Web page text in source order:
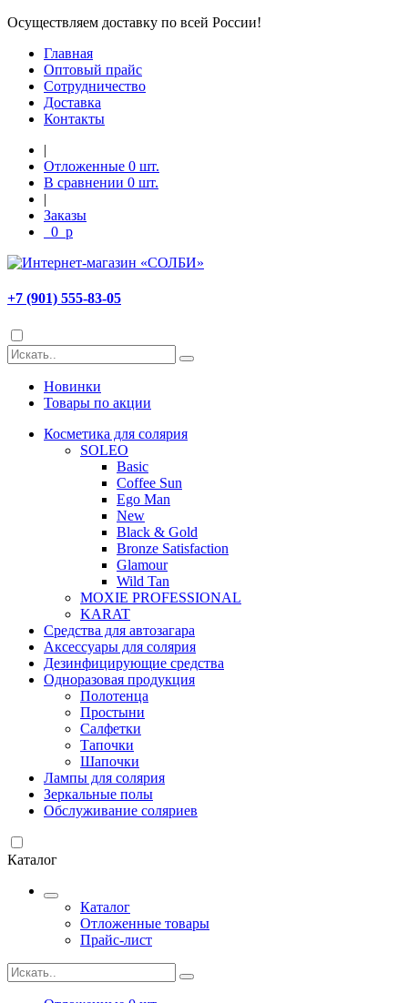
Осуществляем доставку по всей России!
Главная
Оптовый прайс
Сотрудничество
Доставка
Контакты
|
Отложенные 0 шт.
В сравнении 0 шт.
|
Заказы
0 p
+7 (901) 555-83-05
Новинки
Товары по акции
Косметика для солярия
SOLEO
Basic
Coffee Sun
Ego Man
New
Black & Gold
Bronze Satisfaction
Glamour
Wild Tan
MOXIE PROFESSIONAL
KARAT
Средства для автозагара
Аксессуары для солярия
Дезинфицирующие средства
Одноразовая продукция
Полотенца
Простыни
Салфетки
Тапочки
Шапочки
Лампы для солярия
Зеркальные полы
Обслуживание соляриев
Каталог
Каталог
Отложенные товары
Прайс-лист